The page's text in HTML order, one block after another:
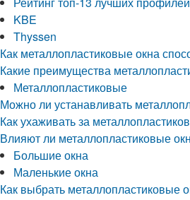
KBE
Thyssen
Как металлопластиковые окна
Какие преимущества
Металлопластиковые
Можно ли устанавливать
Как ухаживать за
Влияют ли металлопластиковые
Большие окна
Маленькие окна
Как выбрать металлопластиковые